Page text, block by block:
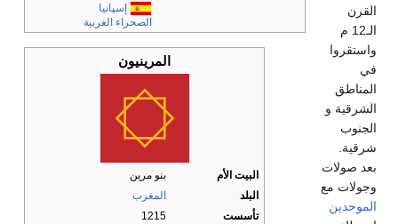
إسپانيا
الصحراء الغربية
المرينيون
البيت الأم
بنو مرين
البلد
المغرب
تأسست
1215
القرن
الـ12 م
واستقروا
في
المناطق
الشرقية و
الجنوب
شرقية.
بعد صولات
وجولات مع
الموحدين